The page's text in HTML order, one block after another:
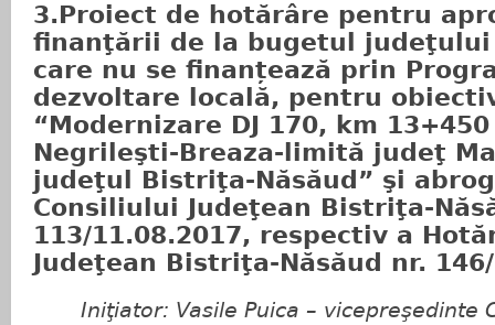
3.Proiect de hotărâre pentru
finanţării de la bugetul
care nu se finanțează prin
dezvoltare locală, pentru
“Modernizare DJ 170, km
Negrileşti-Breaza-limită judeţ
judeţul Bistriţa-Năsăud” şi
Consiliului Judeţean Bistriţa-
113/11.08.2017, respectiv a
Judeţean Bistriţa-Năsăud nr.
Iniţiator: Vasile Puica – vicepreşedinte